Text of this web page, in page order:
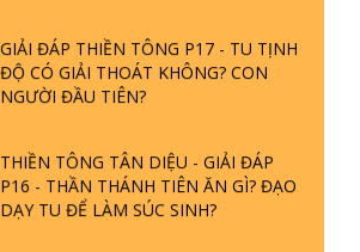
GIẢI ĐÁP THIỀN TÔNG P17 - TU TỊNH
ĐỘ CÓ GIẢI THOÁT KHÔNG? CON
NGƯỜI ĐẦU TIÊN?
THIỀN TÔNG TÂN DIỆU - GIẢI ĐÁP
P16 - THẦN THÁNH TIÊN ĂN GÌ? ĐẠO
DẠY TU ĐỂ LÀM SÚC SINH?